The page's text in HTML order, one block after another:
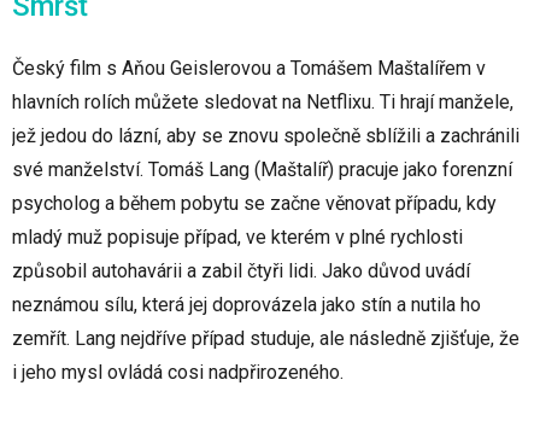
Český film s Aňou Geislerovou a Tomášem Maštalířem v
hlavních rolích můžete sledovat na Netflixu. Ti hrají manžele,
jež jedou do lázní, aby se znovu společně sblížili a zachránili
své manželství. Tomáš Lang (Maštalíř) pracuje jako forenzní
psycholog a během pobytu se začne věnovat případu, kdy
mladý muž popisuje případ, ve kterém v plné rychlosti
způsobil autohavárii a zabil čtyři lidi. Jako důvod uvádí
neznámou sílu, která jej doprovázela jako stín a nutila ho
zemřít. Lang nejdříve případ studuje, ale následně zjišťuje, že
i jeho mysl ovládá cosi nadpřirozeného.